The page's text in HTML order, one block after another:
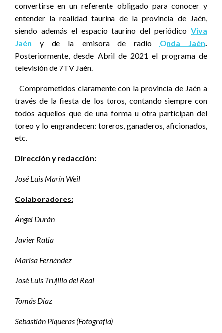
convertirse en un referente obligado para conocer y
entender la realidad taurina de la provincia de Jaén,
siendo además el espacio taurino del periódico Viva
Jaén y de la emisora de radio Onda Jaén
Posteriormente, desde Abril de 2021 el programa de
televisión de 7TV Jaén.
Comprometidos claramente con la provincia de Jaén a
través de la fiesta de los toros, contando siempre con
todos aquellos que de una forma u otra participan del
toreo y lo engrandecen: toreros, ganaderos, aficionados,
etc.
Dirección y redacción:
José Luis Marín Weil
Colaboradores:
Ángel Durán
Javier Ratia
Marisa Fernández
José Luis Trujillo del Real
Tomás Díaz
Sebastián Piqueras (Fotografía)